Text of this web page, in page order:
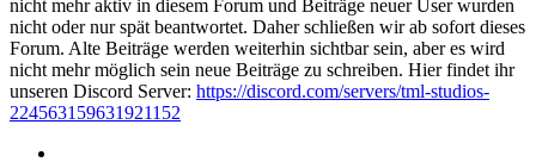
nicht mehr aktiv in diesem Forum und Beiträge neuer User wurden
nicht oder nur spät beantwortet. Daher schließen wir ab sofort dieses
Forum. Alte Beiträge werden weiterhin sichtbar sein, aber es wird
nicht mehr möglich sein neue Beiträge zu schreiben. Hier findet ihr
unseren Discord Server: https://discord.com/servers/tml-studios-
224563159631921152